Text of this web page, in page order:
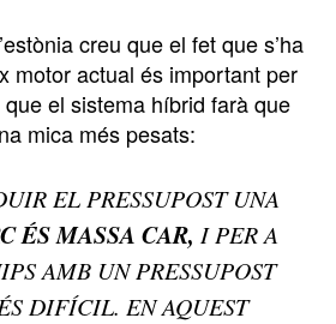
creu que el fet que s’ha
motor actual és important per
que el sistema híbrid farà que
mica més pesats:
EL PRESSUPOST UNA
ÉS MASSA CAR, I PER A
AMB UN PRESSUPOST
DIFÍCIL. EN AQUEST